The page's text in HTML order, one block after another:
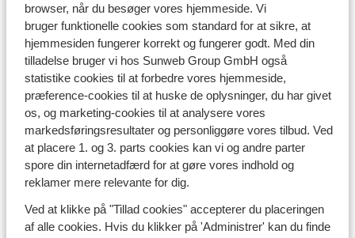
browser, når du besøger vores hjemmeside. Vi
bruger funktionelle cookies som standard for at sikre, at
hjemmesiden fungerer korrekt og fungerer godt. Med din
tilladelse bruger vi hos Sunweb Group GmbH også
statistike cookies til at forbedre vores hjemmeside,
præference-cookies til at huske de oplysninger, du har givet
os, og marketing-cookies til at analysere vores
markedsføringsresultater og personliggøre vores tilbud. Ved
at placere 1. og 3. parts cookies kan vi og andre parter
spore din internetadfærd for at gøre vores indhold og
reklamer mere relevante for dig.
Ved at klikke på "Tillad cookies" accepterer du placeringen
af alle cookies. Hvis du klikker på 'Administrer' kan du finde
Pkt. 1 – Bestilling og betaling af rejsen
Købet af rejsen og dermed oplysningerne og vilkårene
for denne, er bindende for rejsearrangøren og kunden,
når 1. rate og/eller hele rejsens pris er rettidigt
indbetalt. Ved sin indbetaling forudsættes kunden at
have accepteret de anførte informationer og vilkår for
rejsen; herunder disse almindelige bestemmelser for
køb og deltagelse i pakkerejser samt rejsearrangørens
informationer om rejsen.
Børn og unge under 18 år, som rejser uden voksne
rejseledsagere, kan ved køb af rejsen blive bedt om at
fremvise en erklæring fra deres forældre eller værge
Hjem totally-rejsebetingelser
Cookies
Cookieindstillinger
Cookie politik
Markedsføringspræferencer
Sunweb